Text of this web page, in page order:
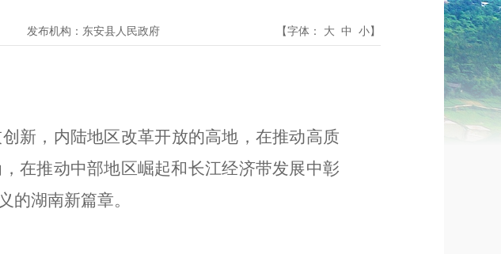
发布机构： 东安县人民政府 【字体： 大 中 小】
新，内陆地区改革开放的高地，在推动高质
在推动中部地区崛起和长江经济带发展中彰
的湖南新篇章。